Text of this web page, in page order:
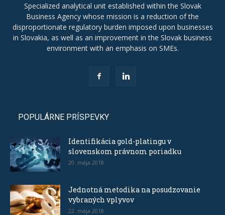
Specialized analytical unit established within the Slovak
Business Agency whose mission is a reduction of the
disproportionate regulatory burden imposed upon businesses
in Slovakia, as well as an improvement in the Slovak business
environment with an emphasis on SMEs.
POPULÁRNE PRÍSPEVKY
Identifikácia gold-platingu v
slovenskom právnom poriadku
20. mája 2018
Jednotná metodika na posudzovanie
vybraných vplyvov
22. mája 2018